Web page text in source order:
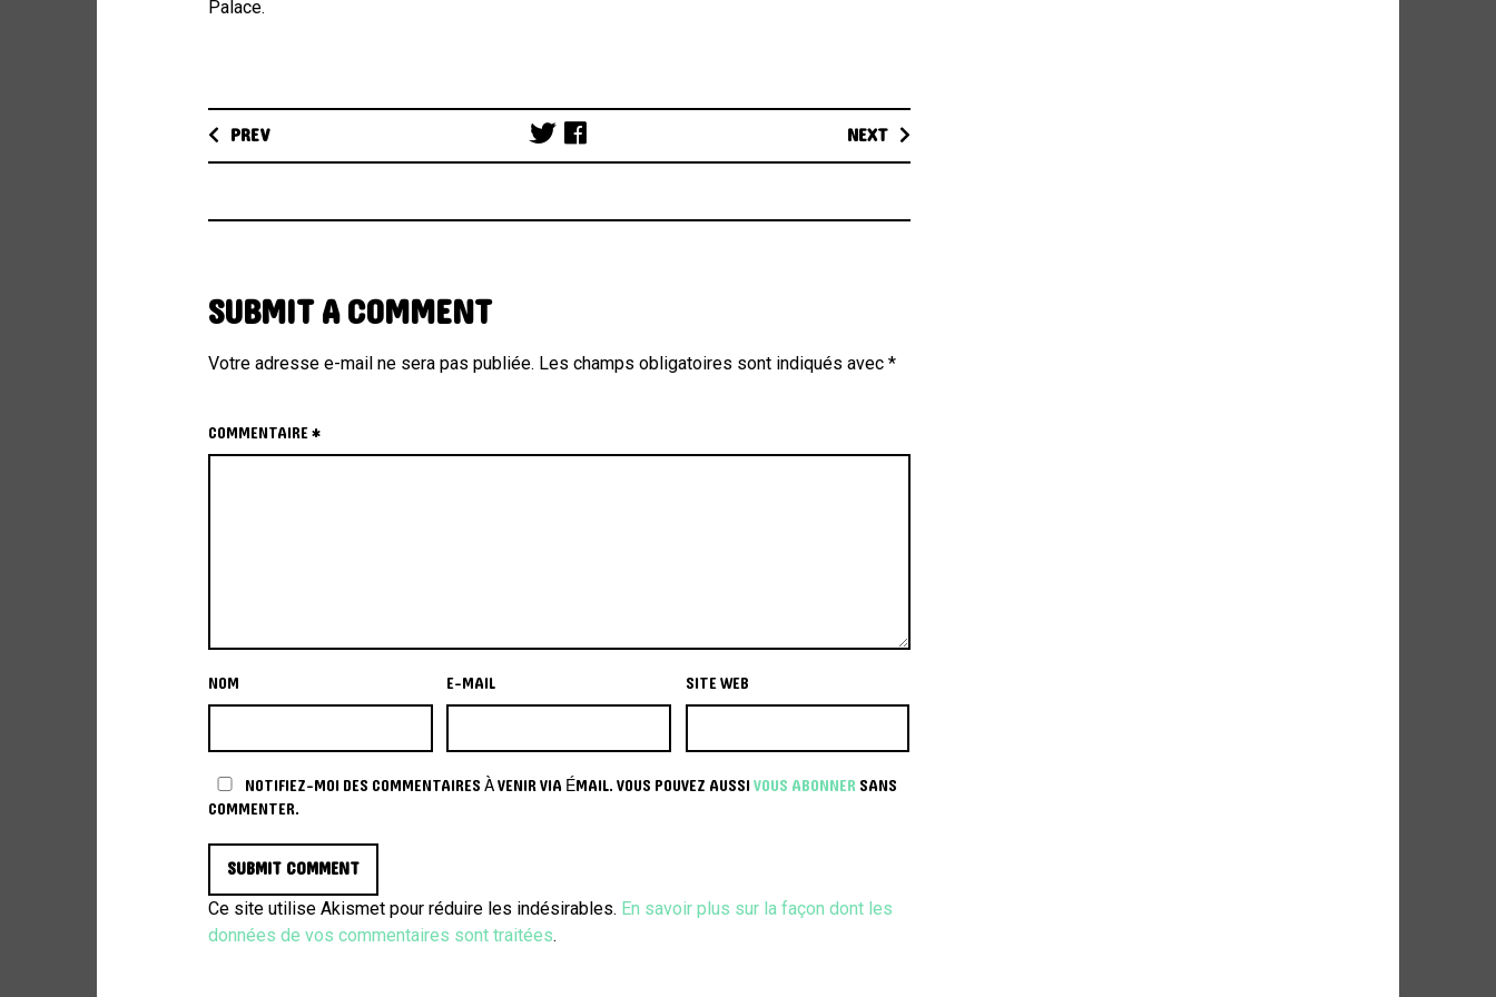
Palace.
Post
navigation
PREV NEXT
SUBMIT A COMMENT
Votre adresse e-mail ne sera pas publiée. Les champs obligatoires sont indiqués avec *
COMMENTAIRE*
NOM E-MAIL SITE WEB
NOTIFIEZ-MOI DES COMMENTAIRES À VENIR VIA ÉMAIL. VOUS POUVEZ AUSSIVOUS ABONNERSANS
COMMENTER.
Ce site utilise Akismet pour réduire les indésirables. En savoir plus sur la façon dont les
données de vos commentaires sont traitées.